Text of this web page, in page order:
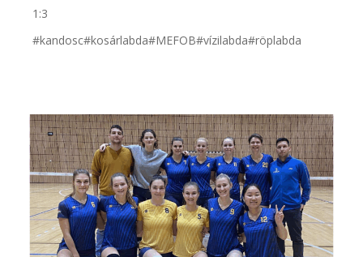
1:3
#kandosc#kosárlabda#MEFOB#vízilabda#röplabda